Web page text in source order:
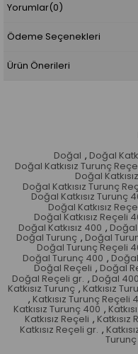
Yorumlar(0)
Ödeme Seçenekleri
Ürün Önerileri
Doğal , Doğal
Doğal Katkısız Turunç
Doğal
Doğal Katkısız Turunç
Doğal Katkısız Turunç
Doğal Katkısız
Doğal Katkısız Reçeli
Doğal Katkısız 400 , Doğal
Doğal Turunç , Doğal
Doğal Turunç Reçeli
Doğal Turunç 400 ,
Doğal Reçeli , Doğal
Doğal Reçeli gr. , Doğal 400
Katkısız Turunç , Katkısız
, Katkısız Turunç Reçeli
Katkısız Turunç 400 ,
Katkısız Reçeli , Katkısız
Katkısız Reçeli gr. ,
Turunç